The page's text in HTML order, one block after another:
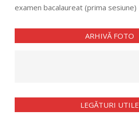
examen bacalaureat (prima sesiune)
ARHIVĂ FOTO
LEGĂTURI UTILE